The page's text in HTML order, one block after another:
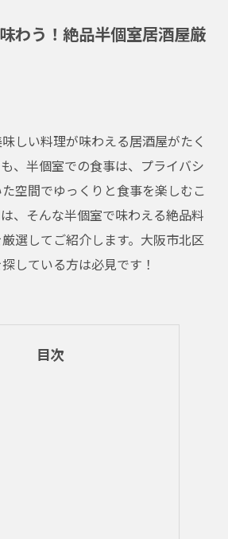
わう！絶品半個室居酒屋厳
しい料理が味わえる居酒屋がたく
、半個室での食事は、プライバシ
空間でゆっくりと食事を楽しむこ
、そんな半個室で味わえる絶品料
選してご紹介します。大阪市北区
している方は必見です！
目次